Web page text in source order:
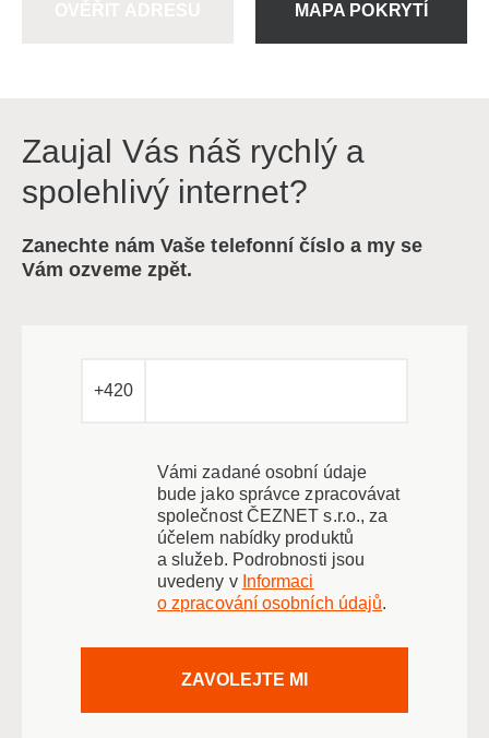
MAPA POKRYTÍ
Zaujal Vás náš rychlý a
spolehlivý internet?
Zanechte nám Vaše telefonní číslo a my se
Vám ozveme zpět.
+420
Vámi zadané osobní údaje
bude jako správce zpracovávat
společnost ČEZNET s.r.o., za
účelem nabídky produktů
a služeb. Podrobnosti jsou
uvedeny v Informaci
o zpracování osobních údajů.
ZAVOLEJTE MI